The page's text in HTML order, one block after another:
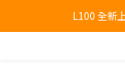
🔥全新
A9 Plus 外